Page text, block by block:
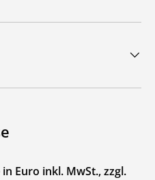
Euro inkl. MwSt., zzgl.